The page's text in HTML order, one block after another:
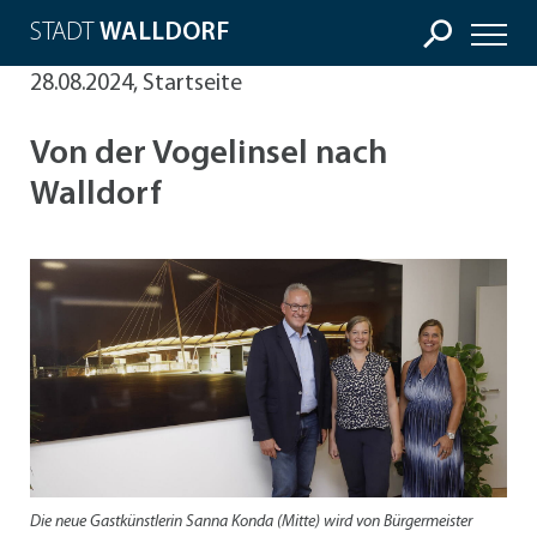
STADT WALLDORF
28.08.2024, Startseite
Von der Vogelinsel nach
Walldorf
Die neue Gastkünstlerin Sanna Konda (Mitte) wird von Bürgermeister